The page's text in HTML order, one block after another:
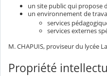
un site public qui propose
un environnement de
services
services externes
M. CHAPUIS, proviseur du lycée
Propriété